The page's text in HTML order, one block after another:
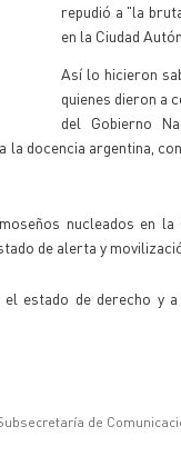
repudió a "la
en la Ciudad
Así lo hicieron
quienes dieron a
del Gobierno
la docencia argentina,
nucleados en
de alerta y
estado de derecho
de